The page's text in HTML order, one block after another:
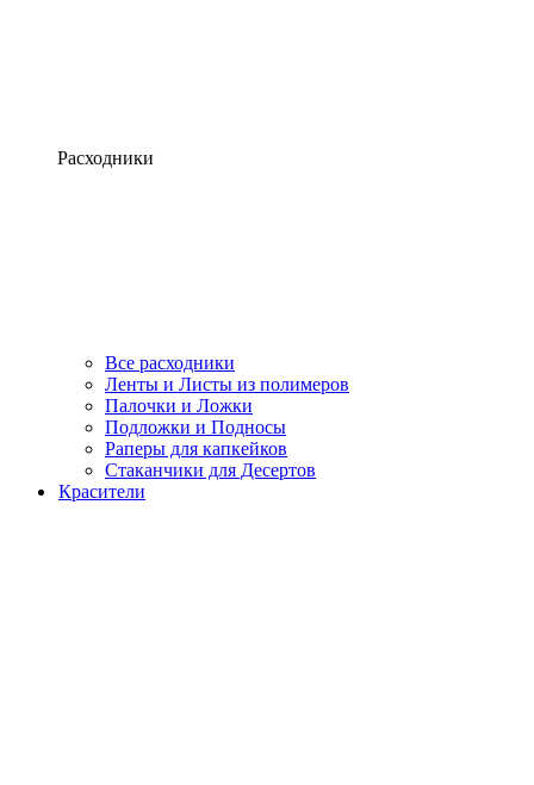
Расходники
Все расходники
Ленты и Листы из полимеров
Палочки и Ложки
Подложки и Подносы
Раперы для капкейков
Стаканчики для Десертов
Красители